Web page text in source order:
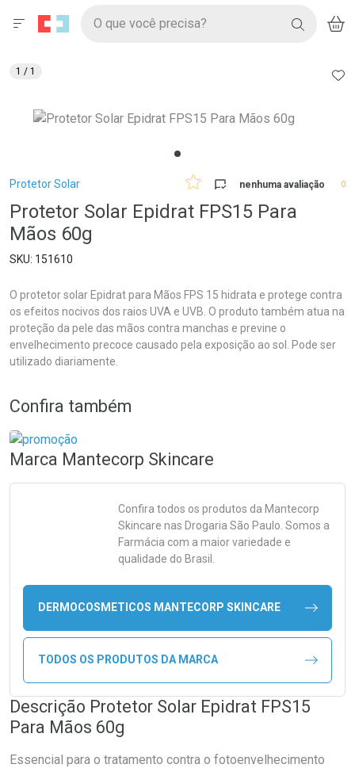
Drogaria São Paulo
Ir direto para a home
pela página
Ir direto para o conteúdo
Ir direto para a conta
Ir direto para a notificações
Ir direto para o carrinho
O que você precisa? BUSCAR
Menu
Breadcrumb
Protetor Solar nenhuma avaliação 0
Protetor Solar Epidrat FPS15 Para
Mãos 60g
151610
O protetor solar Epidrat para Mãos FPS 15 hidrata e protege contra
os efeitos nocivos dos raios UVA e UVB. O produto também atua na
proteção da pele das mãos contra manchas e previne o
envelhecimento precoce causado pela exposição ao sol. Pode ser
utilizado diariamente.
1 / 1
Confira também
Marca Mantecorp Skincare
Confira todos os produtos da Mantecorp
Skincare nas Drogaria São Paulo. Somos a
Farmácia com a maior variedade e
qualidade do Brasil.
DERMOCOSMETICOS MANTECORP SKINCARE
TODOS OS PRODUTOS DA MARCA
Descrição Protetor Solar Epidrat FPS15
Para Mãos 60g
Essencial para o tratamento contra o fotoenvelhecimento